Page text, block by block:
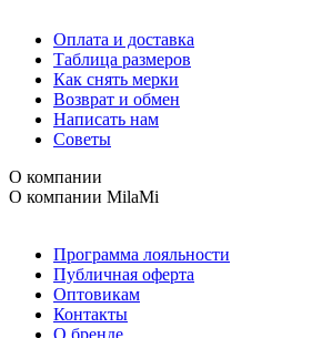
Оплата и доставка
Таблица размеров
Как снять мерки
Возврат и обмен
Написать нам
Советы
О компании
О компании MilaMi
Программа лояльности
Публичная оферта
Оптовикам
Контакты
О бренде